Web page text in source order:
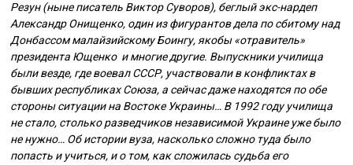
Резун (ныне писатель Виктор Суворов), беглый экс-нардеп
Александр Онищенко, один из фигурантов дела по сбитому над
Донбассом малайзийскому Боингу, якобы «отравитель»
президента Ющенко и многие другие. Выпускники училища
были везде, где воевал СССР, участвовали в конфликтах в
бывших республиках Союза, а сейчас даже находятся по обе
стороны ситуации на Востоке Украины… В 1992 году училища
не стало, столько разведчиков независимой Украине уже было
не нужно… Об истории вуза, насколько сложно туда было
попасть и учиться, и о том, как сложилась судьба его